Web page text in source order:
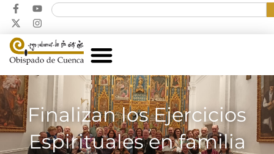
Finalizan los Ejercicios
Espirituales en familia